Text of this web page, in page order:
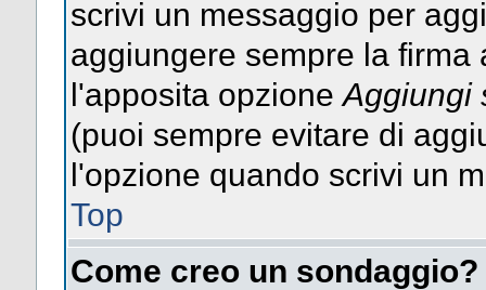
scrivi un messaggio per
aggiungere sempre la
l'apposita opzioneAggiungi
(puoi sempre evitare di
l'opzione quando scrivi un
Top
Come creo un sondaggio?